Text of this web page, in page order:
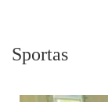
Sportas